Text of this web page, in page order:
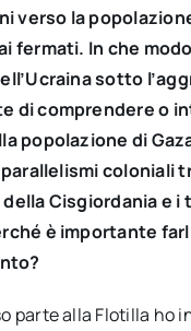
verso la
fermati. In che
sotto
di comprendere o
popolazione di
coloniali
della Cisgiordania e
è importante
parte alla Flotilla ho